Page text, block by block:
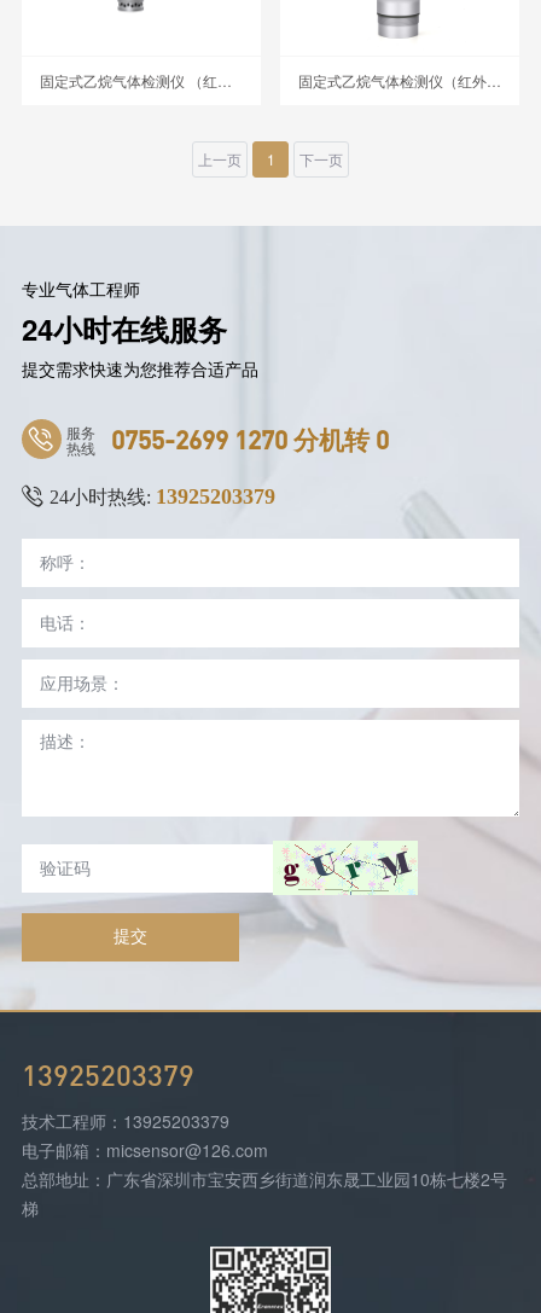
固定式乙烷气体检测仪 （红外）GTYQ-MIC-500S-C2H6 固定式乙烷气体检测仪（红外）MIC-600-C2H6
上一页 1 下一页
专业气体工程师
24小时在线服务
提交需求快速为您推荐合适产品
服务
热线 0755-2699 1270 分机转 0
24小时热线: 13925203379
提交
13925203379
技术工程师：13925203379
电子邮箱：micsensor@126.com
总部地址：广东省深圳市宝安西乡街道润东晟工业园10栋七楼2号
梯